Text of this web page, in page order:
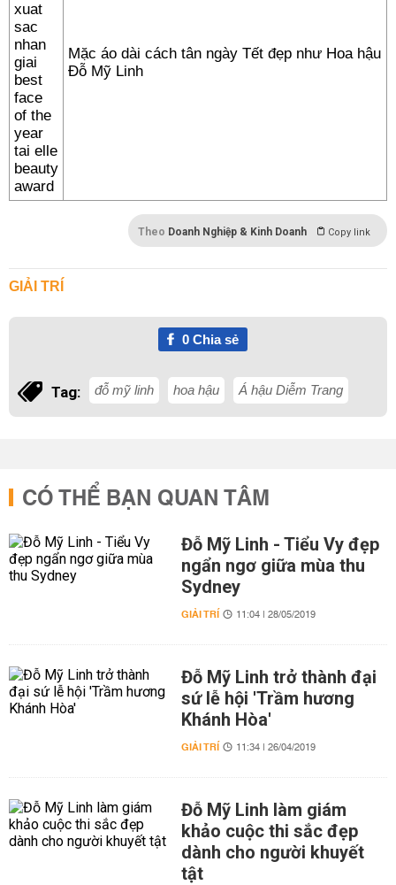
Mặc áo dài cách tân ngày Tết đẹp như Hoa hậu
Đỗ Mỹ Linh
Theo Doanh Nghiệp & Kinh Doanh Copy link
GIẢI TRÍ
0Chia sẻ
Tag: đỗ mỹ linh hoa hậu Á hậu Diễm Trang
CÓ THỂ BẠN QUAN TÂM
Đỗ Mỹ Linh - Tiểu Vy đẹp
ngẩn ngơ giữa mùa thu
Sydney
GIẢI TRÍ 11:04 | 28/05/2019
Đỗ Mỹ Linh trở thành đại
sứ lễ hội 'Trầm hương
Khánh Hòa'
GIẢI TRÍ 11:34 | 26/04/2019
Đỗ Mỹ Linh làm giám
khảo cuộc thi sắc đẹp
dành cho người khuyết
tật